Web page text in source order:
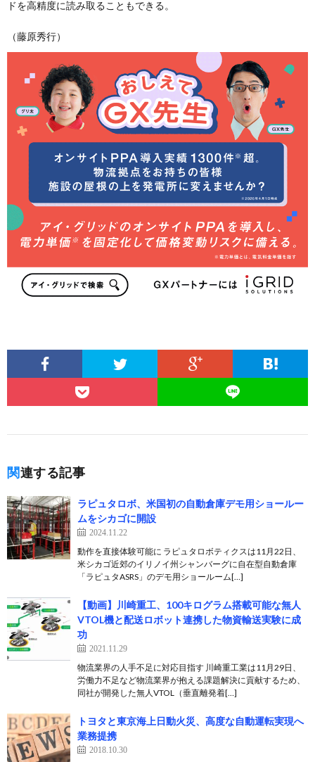
ドを高精度に読み取ることもできる。
（藤原秀行）
関連する記事
ラピュタロボ、米国初の自動倉庫デモ用ショールー
ムをシカゴに開設
2024.11.22
動作を直接体験可能に ラピュタロボティクスは11月22日、
米シカゴ近郊のイリノイ州シャンバーグに自在型自動倉庫
「ラピュタASRS」のデモ用ショールーム[…]
【動画】川崎重工、100キログラム搭載可能な無人
VTOL機と配送ロボット連携した物資輸送実験に成
功
2021.11.29
物流業界の人手不足に対応目指す 川崎重工業は11月29日、
労働力不足など物流業界が抱える課題解決に貢献するため、
同社が開発した無人VTOL（垂直離発着[…]
トヨタと東京海上日動火災、高度な自動運転実現へ
業務提携
2018.10.30